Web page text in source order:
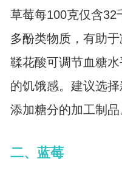
草莓每100克仅含32
多酚类物质，有助
鞣花酸可调节血糖
的饥饿感。建议选
添加糖分的加工制品
二、蓝莓